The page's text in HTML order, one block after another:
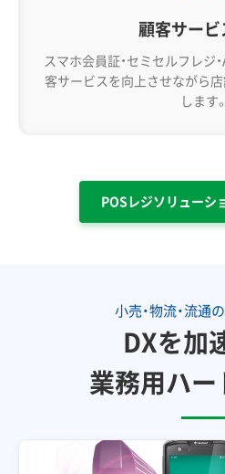
顧客サービ
スマホ会員証・セミセルフレジ
客サービスを向上させながら
します。
POSレジソリューシ
小売・物流・流通
DXを加
業務用ハー